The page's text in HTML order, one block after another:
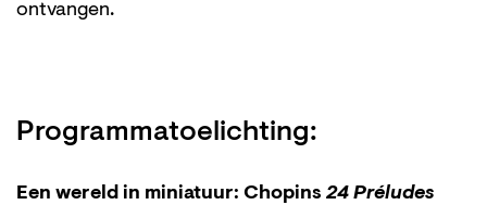
ontvangen.
Programmatoelichting:
Een wereld in miniatuur: Chopins 24 Préludes